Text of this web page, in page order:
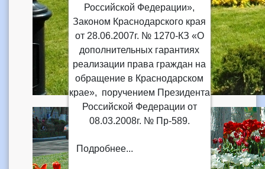
Российской Федерации»,
Законом Краснодарского края
от 28.06.2007г. № 1270-КЗ «О
дополнительных гарантиях
реализации права граждан на
обращение в Краснодарском
крае», поручением Президента
Российской Федерации от
08.03.2008г. № Пр-589.
Подробнее...